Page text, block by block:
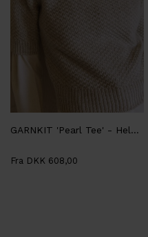
GARNKIT 'Pearl Tee' - Helga Isager
Fra DKK 608,00